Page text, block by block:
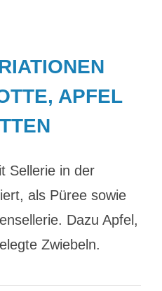
APFEL
Sellerie in der
als Püree sowie
Dazu Apfel,
Zwiebeln.